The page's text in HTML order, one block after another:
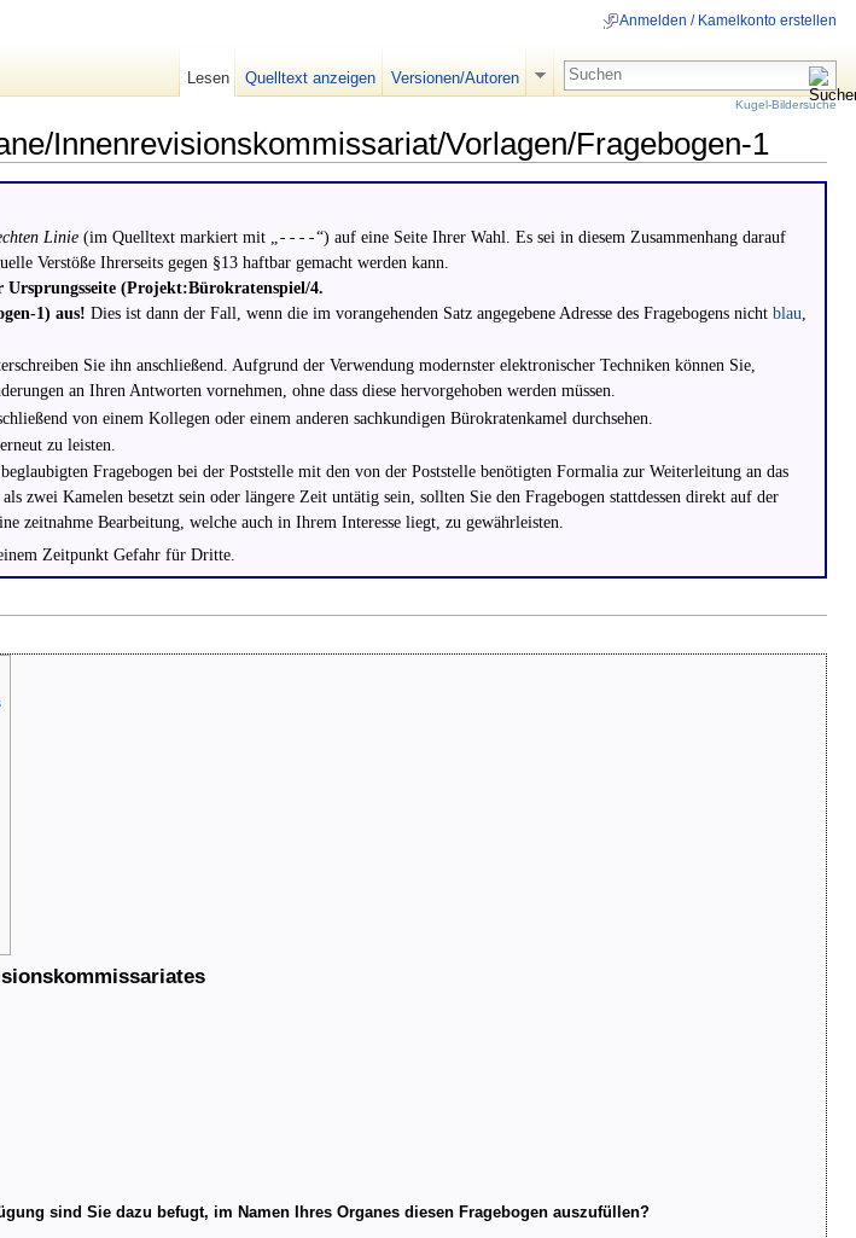
Innenrevisionskommissariat/Vorlagen/Fragebogen-1
Linie(im Quelltext markiert mit „ ----“) auf eine Seite Ihrer Wahl. Es sei in diesem Zusammenhang darauf
Verstöße Ihrerseits gegen §13 haftbar gemacht werden kann.
Ursprungsseite (Projekt:Bürokratenspiel/4.
1) aus! Dies ist dann der Fall, wenn die im vorangehenden Satz angegebene Adresse des Fragebogens nicht blau
Sie ihn anschließend. Aufgrund der Verwendung modernster elektronischer Techniken können Sie,
an Ihren Antworten vornehmen, ohne dass diese hervorgehoben werden müssen.
von einem Kollegen oder einem anderen sachkundigen Bürokratenkamel durchsehen.
zu leisten.
Fragebogen bei der Poststelle mit den von der Poststelle benötigten Formalia zur Weiterleitung an das
zwei Kamelen besetzt sein oder längere Zeit untätig sein, sollten Sie den Fragebogen stattdessen direkt auf der
zeitnahme Bearbeitung, welche auch in Ihrem Interesse liegt, zu gewährleisten.
Zeitpunkt Gefahr für Dritte.
sind Sie dazu befugt, im Namen Ihres Organes diesen Fragebogen auszufüllen?
Anmelden / Kamelkonto erstellen
Lesen Quelltext anzeigen Versionen/Autoren
Kugel-Bildersuche